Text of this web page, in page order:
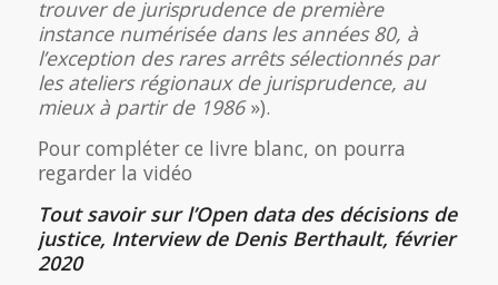
trouver de jurisprudence de première
instance numérisée dans les années 80, à
l’exception des rares arrêts sélectionnés par
les ateliers régionaux de jurisprudence, au
mieux à partir de 1986»).
Pour compléter ce livre blanc, on pourra
regarder la vidéo
Tout savoir sur l’Open data des décisions de
justice, Interview de Denis Berthault, février
2020